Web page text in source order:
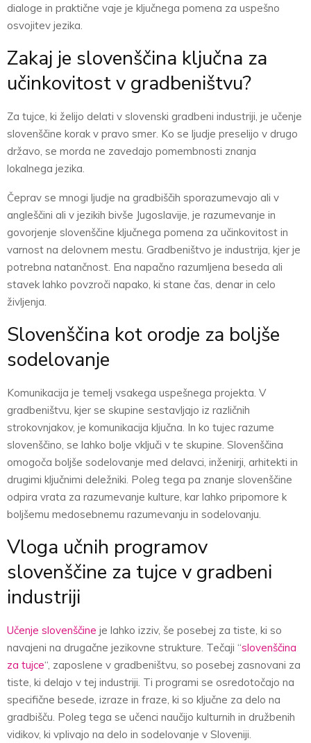
dialoge in praktične vaje je ključnega pomena za uspešno
osvojitev jezika.
Zakaj je slovenščina ključna za
učinkovitost v gradbeništvu?
Za tujce, ki želijo delati v slovenski gradbeni industriji, je učenje
slovenščine korak v pravo smer. Ko se ljudje preselijo v drugo
državo, se morda ne zavedajo pomembnosti znanja
lokalnega jezika.
Čeprav se mnogi ljudje na gradbiščih sporazumevajo ali v
angleščini ali v jezikih bivše Jugoslavije, je razumevanje in
govorjenje slovenščine ključnega pomena za učinkovitost in
varnost na delovnem mestu. Gradbeništvo je industrija, kjer je
potrebna natančnost. Ena napačno razumljena beseda ali
stavek lahko povzroči napako, ki stane čas, denar in celo
življenja.
Slovenščina kot orodje za boljše
sodelovanje
Komunikacija je temelj vsakega uspešnega projekta. V
gradbeništvu, kjer se skupine sestavljajo iz različnih
strokovnjakov, je komunikacija ključna. In ko tujec razume
slovenščino, se lahko bolje vključi v te skupine. Slovenščina
omogoča boljše sodelovanje med delavci, inženirji, arhitekti in
drugimi ključnimi deležniki. Poleg tega pa znanje slovenščine
odpira vrata za razumevanje kulture, kar lahko pripomore k
boljšemu medosebnemu razumevanju in sodelovanju.
Vloga učnih programov
slovenščine za tujce v gradbeni
industriji
Učenje slovenščine je lahko izziv, še posebej za tiste, ki so
navajeni na drugačne jezikovne strukture. Tečaji “slovenščina
za tujce“, zaposlene v gradbeništvu, so posebej zasnovani za
tiste, ki delajo v tej industriji. Ti programi se osredotočajo na
specifične besede, izraze in fraze, ki so ključne za delo na
gradbišču. Poleg tega se učenci naučijo kulturnih in družbenih
vidikov, ki vplivajo na delo in sodelovanje v Sloveniji.